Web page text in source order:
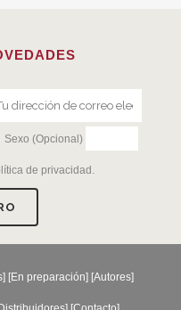
Sexo (Opcional)
de privacidad .
] [En preparación] [Autores]